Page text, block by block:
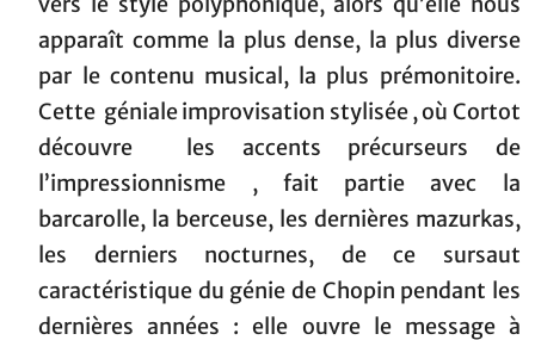
apparaît comme la plus dense, la plus diverse
par le contenu musical, la plus prémonitoire.
Cette géniale improvisation stylisée , où Cortot
découvre les accents précurseurs de
l’impressionnisme , fait partie avec la
barcarolle, la berceuse, les dernières mazurkas,
les derniers nocturnes, de ce sursaut
caractéristique du génie de Chopin pendant les
dernières années : elle ouvre le message à